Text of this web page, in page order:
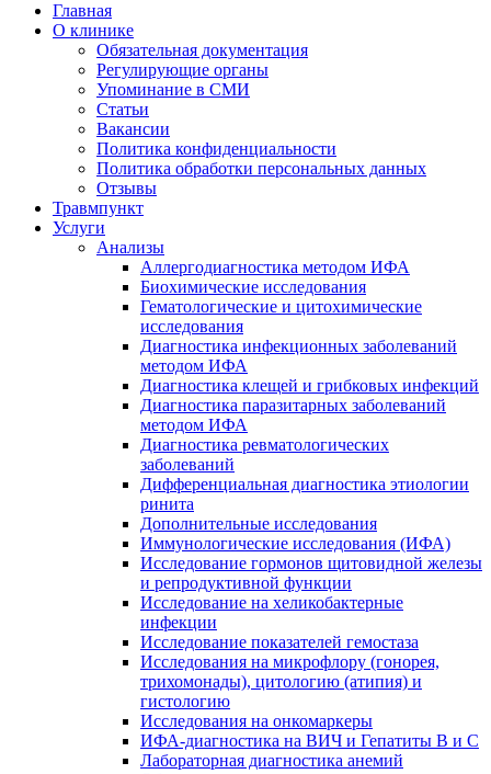
Главная
О клинике
Обязательная документация
Регулирующие органы
Упоминание в СМИ
Статьи
Вакансии
Политика конфиденциальности
Политика обработки персональных данных
Отзывы
Травмпункт
Услуги
Анализы
Аллергодиагностика методом ИФА
Биохимические исследования
Гематологические и цитохимические
исследования
Диагностика инфекционных заболеваний
методом ИФА
Диагностика клещей и грибковых инфекций
Диагностика паразитарных заболеваний
методом ИФА
Диагностика ревматологических
заболеваний
Дифференциальная диагностика этиологии
ринита
Дополнительные исследования
Иммунологические исследования (ИФА)
Исследование гормонов щитовидной железы
и репродуктивной функции
Исследование на хеликобактерные
инфекции
Исследование показателей гемостаза
Исследования на микрофлору (гонорея,
трихомонады), цитологию (атипия) и
гистологию
Исследования на онкомаркеры
ИФА-диагностика на ВИЧ и Гепатиты B и C
Лабораторная диагностика анемий